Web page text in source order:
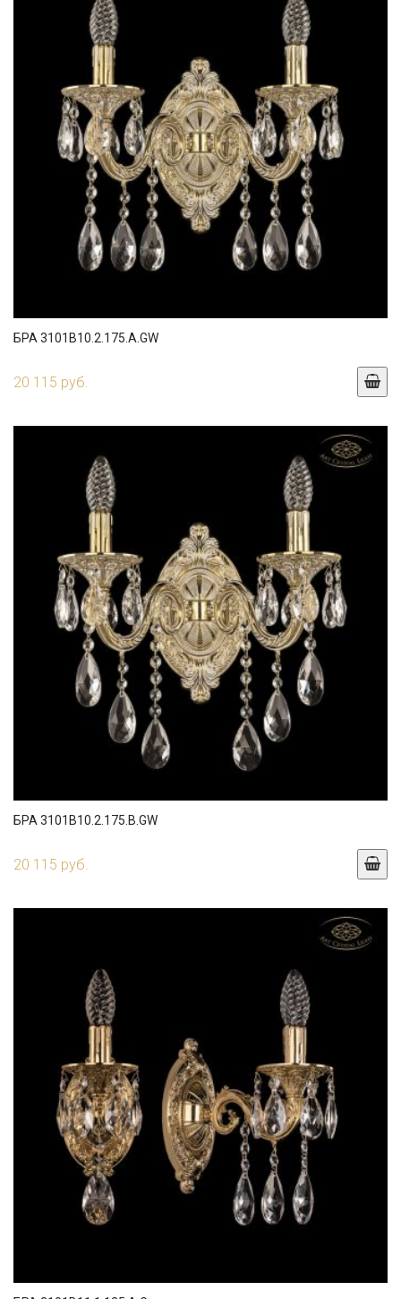
БРА 3101B10.2.175.A.GW
20 115 руб.
БРА 3101B10.2.175.B.GW
20 115 руб.